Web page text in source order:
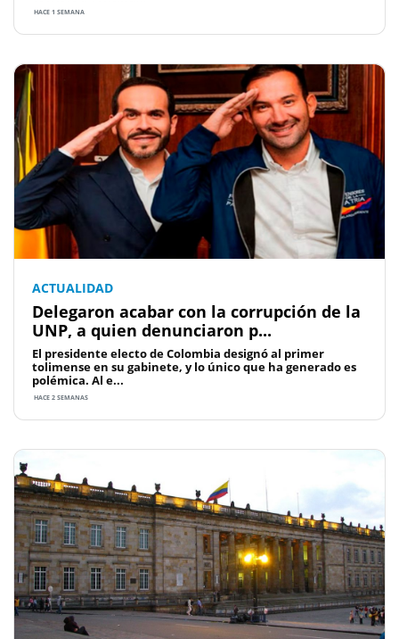
HACE 1 SEMANA
ACTUALIDAD
Delegaron acabar con la corrupción de la
UNP, a quien denunciaron p...
El presidente electo de Colombia designó al primer
tolimense en su gabinete, y lo único que ha generado es
polémica. Al e...
HACE 2 SEMANAS